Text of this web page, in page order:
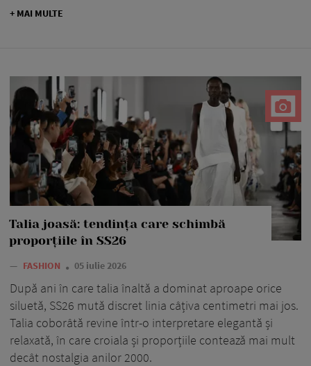
+ MAI MULTE
Talia joasă: tendința care schimbă
proporțiile în SS26
— FASHION 05 iulie 2026
După ani în care talia înaltă a dominat aproape orice
siluetă, SS26 mută discret linia câțiva centimetri mai jos.
Talia coborâtă revine într-o interpretare elegantă și
relaxată, în care croiala și proporțiile contează mai mult
decât nostalgia anilor 2000.